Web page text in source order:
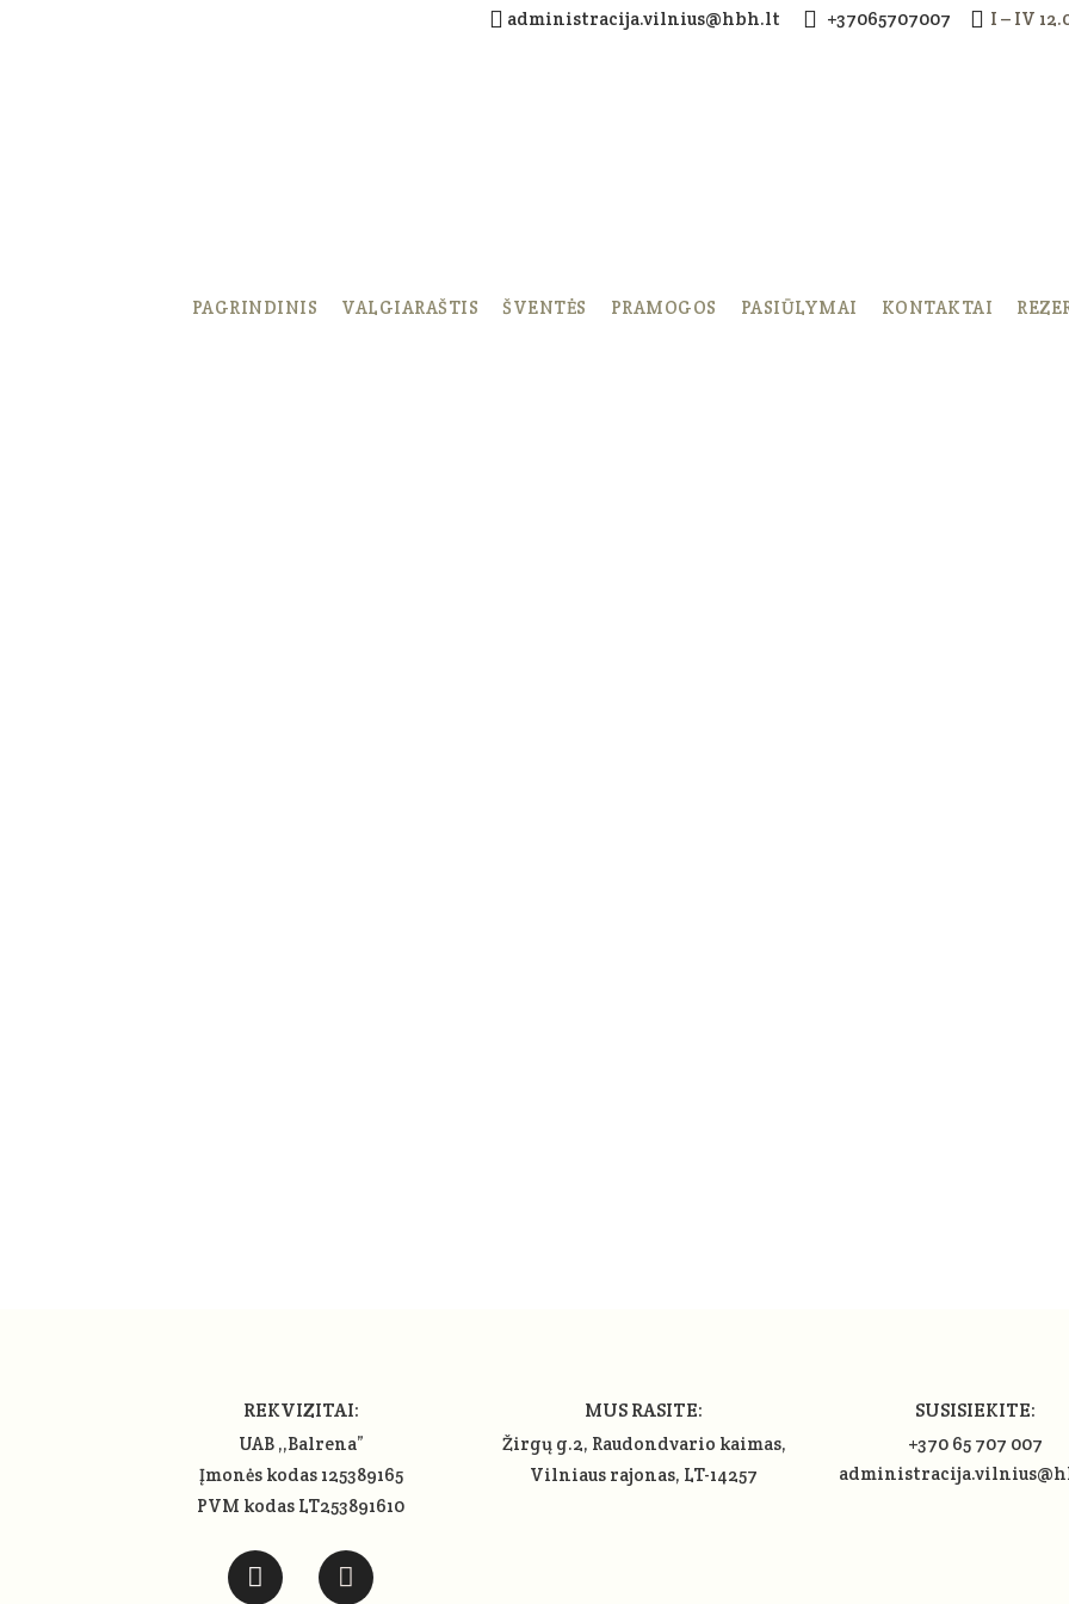
administracija.vilnius@hbh.lt +37065707007 I – IV
PAGRINDINIS VALGIARAŠTIS ŠVENTĖS PRAMOGOS PASIŪLYMAI KONTAKTAI
REKVIZITAI:
UAB ,,Balrena”
Įmonės kodas 125389165
PVM kodas LT253891610
MUS RASITE:
Žirgų g.2, Raudondvario kaimas,
Vilniaus rajonas, LT-14257
SUSISIEKITE:
+370 65 707 007